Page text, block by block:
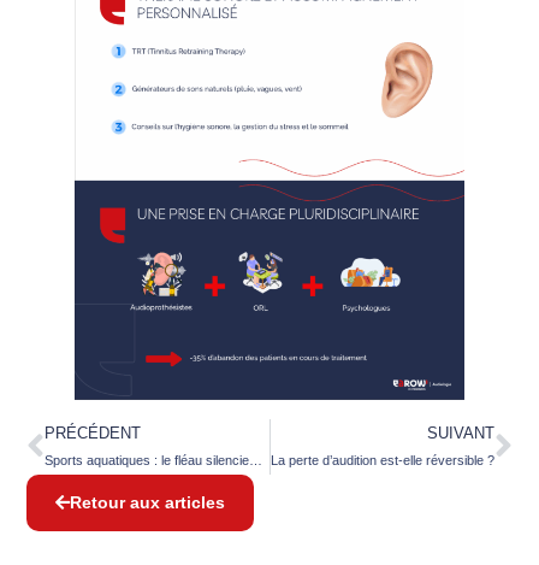
PRÉCÉDENT SUIVANT
La perte d’audition est-elle réversible ?
Retour aux articles